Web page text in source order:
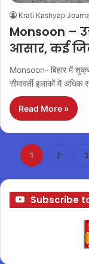
Krati Kashyap
Monsoon –
आसार, कई
Monsoon- बिहार में
सीमावर्ती इलाकों में
Read More »
1 2 3
Subscribe